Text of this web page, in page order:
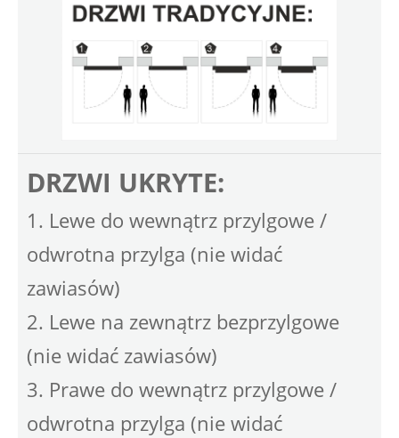
DRZWI UKRYTE:
1. Lewe do wewnątrz przylgowe /
odwrotna przylga (nie widać
zawiasów)
2. Lewe na zewnątrz bezprzylgowe
(nie widać zawiasów)
3. Prawe do wewnątrz przylgowe /
odwrotna przylga (nie widać